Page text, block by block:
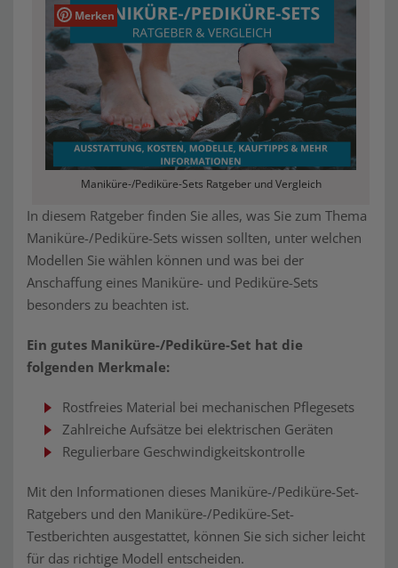
Merken
Maniküre-/Pediküre-Sets Ratgeber und Vergleich
In diesem Ratgeber finden Sie alles, was Sie zum Thema
Maniküre-/Pediküre-Sets wissen sollten, unter welchen
Modellen Sie wählen können und was bei der
Anschaffung eines Maniküre- und Pediküre-Sets
besonders zu beachten ist.
Ein gutes Maniküre-/Pediküre-Set hat die
folgenden Merkmale:
Rostfreies Material bei mechanischen Pflegesets
Zahlreiche Aufsätze bei elektrischen Geräten
Regulierbare Geschwindigkeitskontrolle
Mit den Informationen dieses Maniküre-/Pediküre-Set-
Ratgebers und den Maniküre-/Pediküre-Set-
Testberichten ausgestattet, können Sie sich sicher leicht
für das richtige Modell entscheiden.